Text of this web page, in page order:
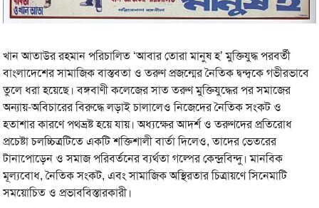
খান আতাউর রহমান পরিচালিত ‘আবার তোরা মানুষ হ’ মুক্তিযুদ্ধ পরবর্তী
বাংলাদেশের সামাজিক বাস্তবতা ও তরুণ প্রজন্মের নৈতিক দ্বন্দ্বকে গভীরভাবে
তুলে ধরা হয়েছে। বঙ্গবাণী কলেজের সাত তরুণ মুক্তিযুদ্ধের পর সমাজের
অন্যায়-অবিচারের বিরুদ্ধে লড়াই চালালেও নিজেদের নৈতিক সংকট ও
হতাশার কারণে পথভ্রষ্ট হয়ে যায়। অধ্যক্ষের আদর্শ ও তরুণদের প্রতিরোধ
প্রচেষ্টা চলচ্চিত্রটিতে একটি শক্তিশালী বার্তা দিলেও, তাদের ভেতরের
টানাপোড়েন ও সমাজ পরিবর্তনের ব্যর্থতা গল্পের কেন্দ্রবিন্দু। মানবিক
মূল্যবোধ, নৈতিক সংকট, এবং সামাজিক অস্থিরতার চিত্রায়ণে সিনেমাটি
সময়োচিত ও প্রভাববিস্তারকারী।